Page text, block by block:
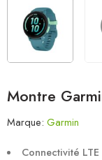
Montre
Marque: Garmin
Connectivité LTE